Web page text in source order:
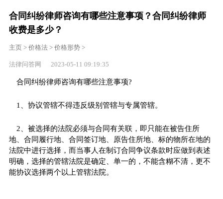
合同纠纷律师咨询有哪些注意事项？合同纠纷律师
收费是多少？
主页> 价格法> 价格形势>
法律问答网 2023-05-11 09:19:35
合同纠纷律师咨询有哪些注意事项?
1、协议管辖不得违反级别管辖与专属管辖。
2、被选择的法院必须与合同有关联，即只能在被告住所
地、合同履行地、合同签订地、原告住所地、标的物所在地的
法院中进行选择，而当事人在制订合同争议条款时应做到表述
明确，选择的管辖法院是确定、单一的，不能含糊不清，更不
能协议选择两个以上管辖法院。